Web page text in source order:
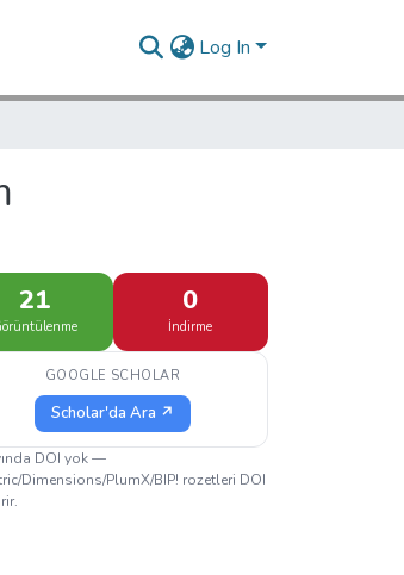
Log In
21 0
İndirme
GOOGLE SCHOLAR
Scholar'da Ara ↗
DOI yok —
Dimensions/PlumX/BIP! rozetleri DOI